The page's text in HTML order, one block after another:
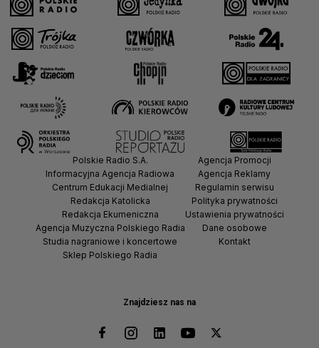
Znajdziesz nas na
Polskie Radio S.A.
Informacyjna Agencja Radiowa
Centrum Edukacji Medialnej
Redakcja Katolicka
Redakcja Ekumeniczna
Agencja Muzyczna Polskiego Radia
Studia nagraniowe i koncertowe
Sklep Polskiego Radia
Agencja Promocji
Agencja Reklamy
Regulamin serwisu
Polityka prywatności
Ustawienia prywatności
Dane osobowe
Kontakt